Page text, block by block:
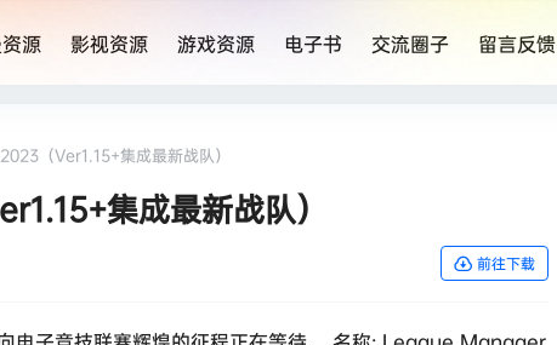
源 影视资源 游戏资源 电子书 交流圈子 留言反馈
（Ver1.15+集成最新战队）
集成最新战队）
前往下载